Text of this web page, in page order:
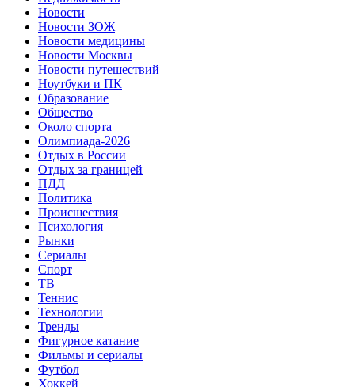
Новости
Новости ЗОЖ
Новости медицины
Новости Москвы
Новости путешествий
Ноутбуки и ПК
Образование
Общество
Около спорта
Олимпиада-2026
Отдых в России
Отдых за границей
ПДД
Политика
Происшествия
Психология
Рынки
Сериалы
Спорт
ТВ
Теннис
Технологии
Тренды
Фигурное катание
Фильмы и сериалы
Футбол
Хоккей